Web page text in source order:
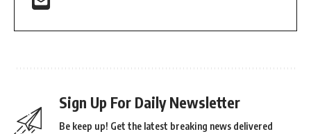
Sign Up For Daily Newsletter
Be keep up! Get the latest breaking news delivered